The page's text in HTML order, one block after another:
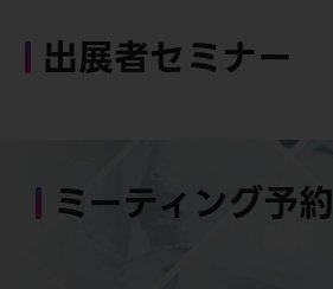
出展者セミナー
ミーティング予約